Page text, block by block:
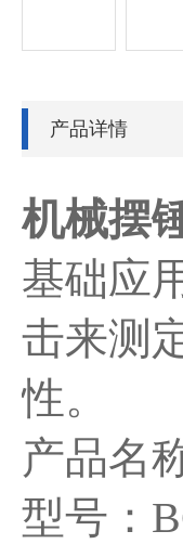
产品详情
机械摆
基础应
击来测
性。
产品名
型号：